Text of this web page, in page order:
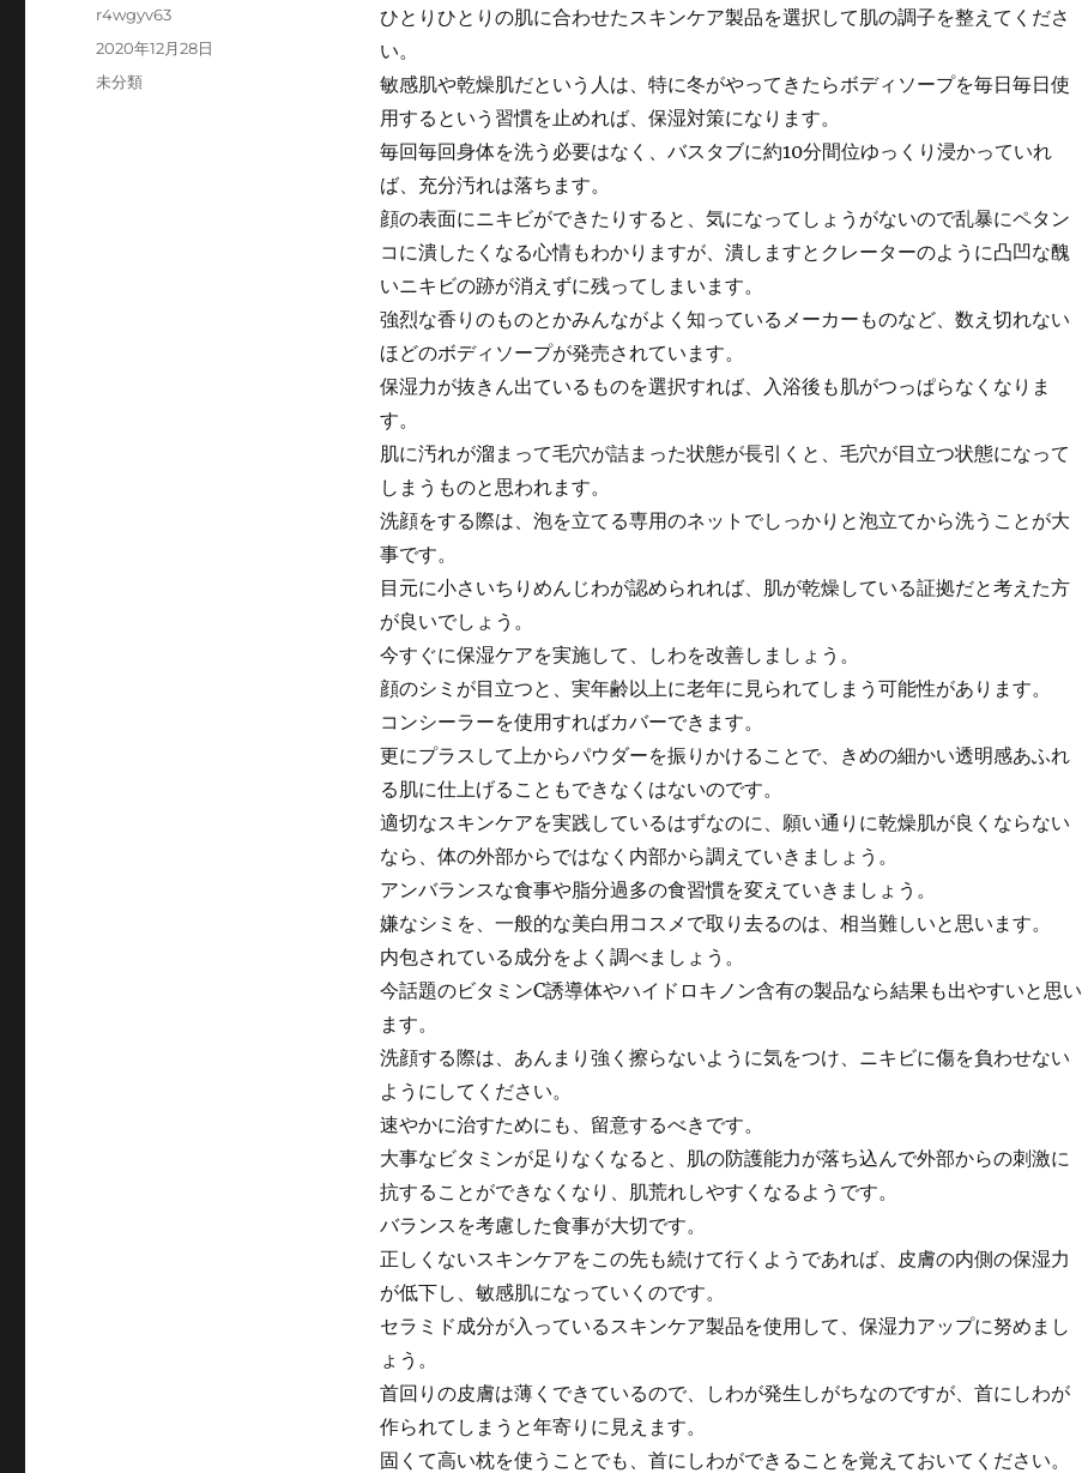
ひとりひとりの肌に合わせたスキンケア製品を選択して肌の調子を整えてくださ
い。
敏感肌や乾燥肌だという人は、特に冬がやってきたらボディソープを毎日毎日使
用するという習慣を止めれば、保湿対策になります。
毎回毎回身体を洗う必要はなく、バスタブに約10分間位ゆっくり浸かっていれ
ば、充分汚れは落ちます。
顔の表面にニキビができたりすると、気になってしょうがないので乱暴にペタン
コに潰したくなる心情もわかりますが、潰しますとクレーターのように凸凹な醜
いニキビの跡が消えずに残ってしまいます。
強烈な香りのものとかみんながよく知っているメーカーものなど、数え切れない
ほどのボディソープが発売されています。
保湿力が抜きん出ているものを選択すれば、入浴後も肌がつっぱらなくなりま
す。
肌に汚れが溜まって毛穴が詰まった状態が長引くと、毛穴が目立つ状態になって
しまうものと思われます。
洗顔をする際は、泡を立てる専用のネットでしっかりと泡立てから洗うことが大
事です。
目元に小さいちりめんじわが認められれば、肌が乾燥している証拠だと考えた方
が良いでしょう。
今すぐに保湿ケアを実施して、しわを改善しましょう。
顔のシミが目立つと、実年齢以上に老年に見られてしまう可能性があります。
コンシーラーを使用すればカバーできます。
更にプラスして上からパウダーを振りかけることで、きめの細かい透明感あふれ
る肌に仕上げることもできなくはないのです。
適切なスキンケアを実践しているはずなのに、願い通りに乾燥肌が良くならない
なら、体の外部からではなく内部から調えていきましょう。
アンバランスな食事や脂分過多の食習慣を変えていきましょう。
嫌なシミを、一般的な美白用コスメで取り去るのは、相当難しいと思います。
内包されている成分をよく調べましょう。
今話題のビタミンC誘導体やハイドロキノン含有の製品なら結果も出やすいと思い
ます。
洗顔する際は、あんまり強く擦らないように気をつけ、ニキビに傷を負わせない
ようにしてください。
速やかに治すためにも、留意するべきです。
大事なビタミンが足りなくなると、肌の防護能力が落ち込んで外部からの刺激に
抗することができなくなり、肌荒れしやすくなるようです。
バランスを考慮した食事が大切です。
正しくないスキンケアをこの先も続けて行くようであれば、皮膚の内側の保湿力
が低下し、敏感肌になっていくのです。
セラミド成分が入っているスキンケア製品を使用して、保湿力アップに努めまし
ょう。
首回りの皮膚は薄くできているので、しわが発生しがちなのですが、首にしわが
作られてしまうと年寄りに見えます。
固くて高い枕を使うことでも、首にしわができることを覚えておいてください。
Author
r4wgyv63
Posted
on
2020年12月28日
Categories
未分類